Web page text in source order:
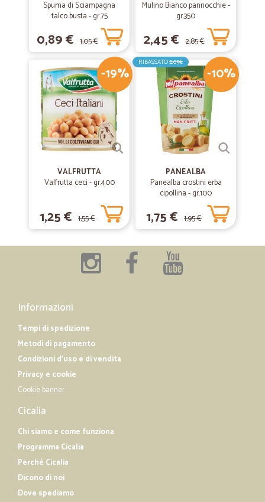
Spuma di Sciampagna
talco busta - gr.75
0,89 € 1,05 €
Mulino Bianco pannocchie -
gr.350
2,45 € 2,85 €
-19%
VALFRUTTA
Valfrutta ceci - gr.400
1,25 € 1,55 €
-10%
RIBASSATO2,05€
PANEALBA
Panealba crostini erba
cipollina - gr.100
1,75 € 1,95 €
Informazioni
Tempi di spedizione
Metodi di pagamento
Condizioni d'uso e di vendita
Privacy e cookie
Cookie banner
Cicalia
Chi siamo e come funziona
Programma Cicalia
Perché Cicalia
Dicono di noi
Dove spediamo